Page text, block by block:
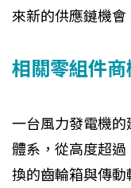
來新的供應鏈機會
相關零組件
一台風力發電機
體系，從高度超
換的齒輪箱與傳